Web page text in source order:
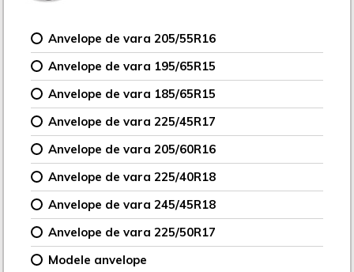
Anvelope de vara 205/55R16
Anvelope de vara 195/65R15
Anvelope de vara 185/65R15
Anvelope de vara 225/45R17
Anvelope de vara 205/60R16
Anvelope de vara 225/40R18
Anvelope de vara 245/45R18
Anvelope de vara 225/50R17
Modele anvelope